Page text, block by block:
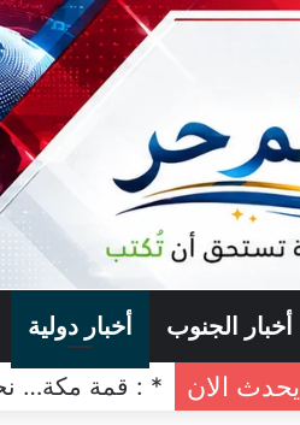
أخبار الجنوب أخبار دولية
يحدث الان * : قمة مكة…